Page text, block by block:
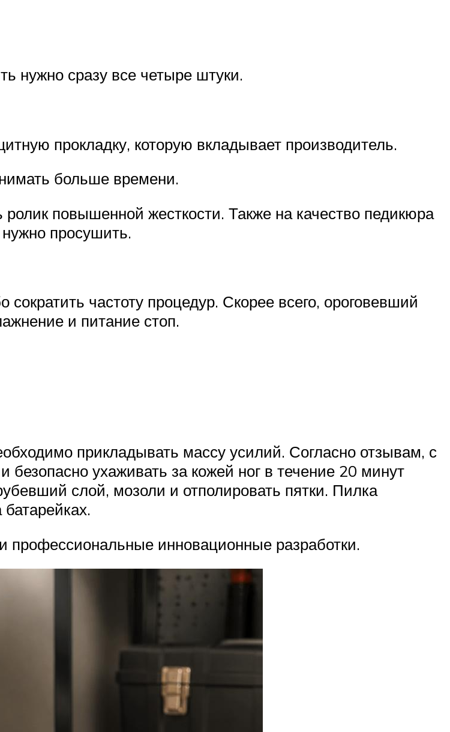
нужно сразу все четыре штуки.
прокладку, которую вкладывает производитель.
больше времени.
повышенной жесткости. Также на качество педикюра
просушить.
частоту процедур. Скорее всего, ороговевший
и питание стоп.
прикладывать массу усилий. Согласно отзывам, с
ухаживать за кожей ног в течение 20 минут
слой, мозоли и отполировать пятки. Пилка
профессиональные инновационные разработки.